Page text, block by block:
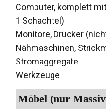
Computer, komplett
1 Schachtel)
Monitore, Drucker
Nähmaschinen,
Stromaggregate
Werkzeuge
Möbel (nur